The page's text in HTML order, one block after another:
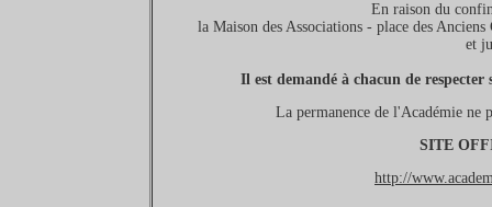
En raison du
la Maison des Associations - place des
et
Il est demandé à chacun de
La permanence de l'Académie ne
SITE
http://